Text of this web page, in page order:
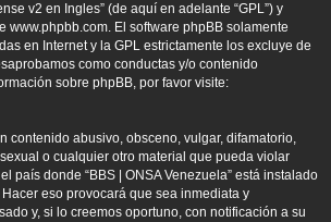
v2 en Ingles” (de aquí en adelante “GPL”) y
www.phpbb.com. El software phpBB solamente
en Internet y la GPL estrictamente los excluye de
como conductas y/o contenido
sobre phpBB, por favor visite:
contenido abusivo, obsceno, vulgar, difamatorio,
o cualquier otro material que pueda violar
país donde “BBS | ONSA Venezuela” está instalado
eso provocará que sea inmediata y
y, si lo creemos oportuno, con notificación a su